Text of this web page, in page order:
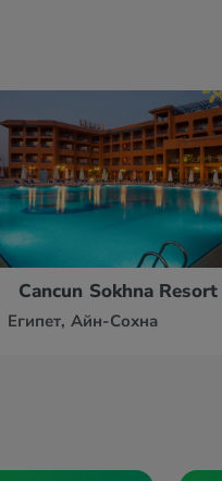
Cancun Sokhna Resort
Египет, Айн-Сохна